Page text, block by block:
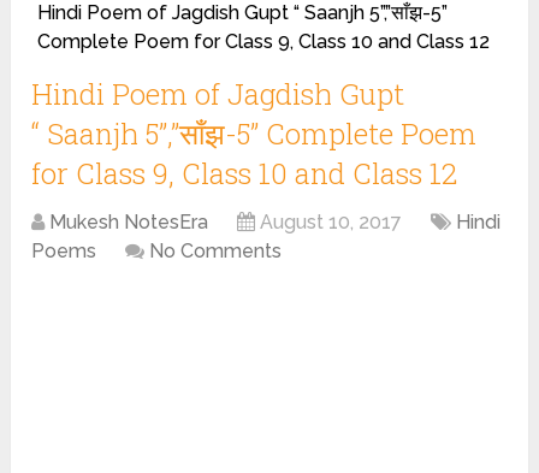
Hindi Poem of Jagdish Gupt “ Saanjh 5”,”साँझ-5”
Complete Poem for Class 9, Class 10 and Class 12
Hindi Poem of Jagdish Gupt
“ Saanjh 5”,”साँझ-5” Complete Poem
for Class 9, Class 10 and Class 12
Mukesh NotesEra August 10, 2017
Hindi
Poems
No Comments